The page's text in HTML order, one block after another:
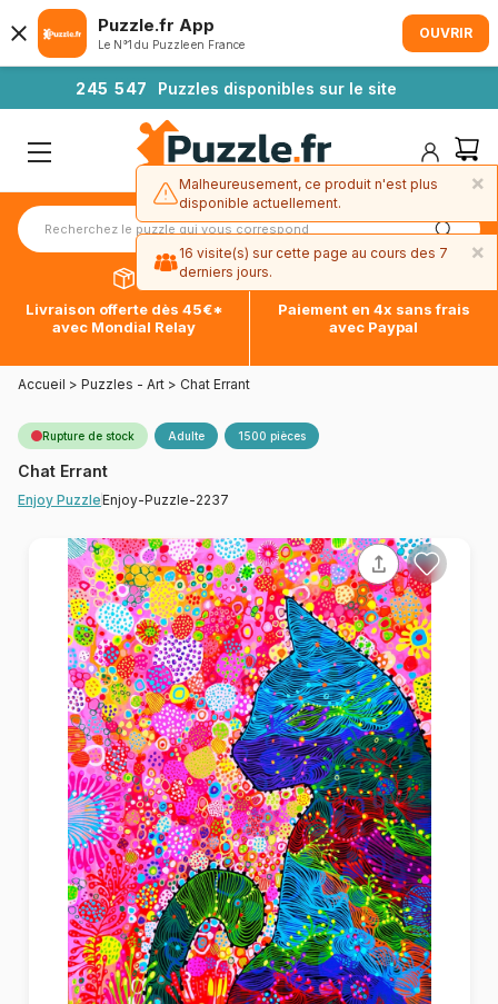
245 547 Puzzles disponibles sur le site
Livraison offerte dès 45€*
avec Mondial Relay
Paiement en 4x sans frais
avec Paypal
Accueil > Puzzles - Art > Chat Errant
Rupture de stock Adulte 1500 pièces
Chat Errant
Enjoy PuzzleEnjoy-Puzzle-2237
Puzzle.fr App
Le N°1 du Puzzle en France
OUVRIR
×
Malheureusement, ce produit n'est plus
disponible actuellement.
×
16 visite(s) sur cette page au cours des 7
derniers jours.